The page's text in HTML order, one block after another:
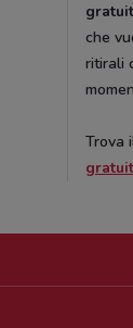
che
ritirali
Trova